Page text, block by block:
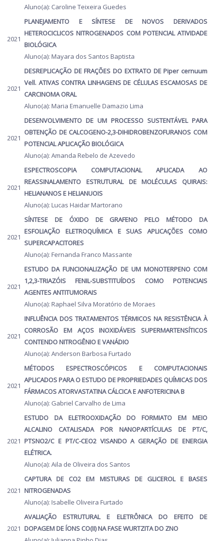
Aluno(a): Caroline Teixeira Guedes
2021
PLANEJAMENTO E SÍNTESE DE NOVOS DERIVADOS
HETEROCICLICOS NITROGENADOS COM POTENCIAL ATIVIDADE
BIOLÓGICA
Aluno(a): Mayara dos Santos Baptista
2021
DESREPLICAÇÃO DE FRAÇÕES DO EXTRATO DE Piper cernuum
Vell. ATIVAS CONTRA LINHAGENS DE CÉLULAS ESCAMOSAS DE
CARCINOMA ORAL
Aluno(a): Maria Emanuelle Damazio Lima
2021
DESENVOLVIMENTO DE UM PROCESSO SUSTENTÁVEL PARA
OBTENÇÃO DE CALCOGENO-2,3-DIHIDROBENZOFURANOS COM
POTENCIAL APLICAÇÃO BIOLÓGICA
Aluno(a): Amanda Rebelo de Azevedo
2021
ESPECTROSCOPIA COMPUTACIONAL APLICADA AO
REASSINALAMENTO ESTRUTURAL DE MOLÉCULAS QUIRAIS:
HELIANANOS E HELIANUOIS
Aluno(a): Lucas Haidar Martorano
2021
SÍNTESE DE ÓXIDO DE GRAFENO PELO MÉTODO DA
ESFOLIAÇÃO ELETROQUÍMICA E SUAS APLICAÇÕES COMO
SUPERCAPACITORES
Aluno(a): Fernanda Franco Massante
2021
ESTUDO DA FUNCIONALIZAÇÃO DE UM MONOTERPENO COM
1,2,3-TRIAZÓIS FENIL-SUBSTITUÍDOS COMO POTENCIAIS
AGENTES ANTITUMORAIS
Aluno(a): Raphael Silva Moratório de Moraes
2021
INFLUÊNCIA DOS TRATAMENTOS TÉRMICOS NA RESISTÊNCIA À
CORROSÃO EM AÇOS INOXIDÁVEIS SUPERMARTENSÍTICOS
CONTENDO NITROGÊNIO E VANÁDIO
Aluno(a): Anderson Barbosa Furtado
2021
MÉTODOS ESPECTROSCÓPICOS E COMPUTACIONAIS
APLICADOS PARA O ESTUDO DE PROPRIEDADES QUÍMICAS DOS
FÁRMACOS ATORVASTATINA CÁLCICA E ANFOTERICINA B
Aluno(a): Gabriel Carvalho de Lima
2021
ESTUDO DA ELETROOXIDAÇÃO DO FORMIATO EM MEIO
ALCALINO CATALISADA POR NANOPARTÍCULAS DE PT/C,
PTSNO2/C E PT/C-CEO2 VISANDO A GERAÇÃO DE ENERGIA
ELÉTRICA.
Aluno(a): Aila de Oliveira dos Santos
2021
CAPTURA DE CO2 EM MISTURAS DE GLICEROL E BASES
NITROGENADAS
Aluno(a): Isabelle Oliveira Furtado
2021
AVALIAÇÃO ESTRUTURAL E ELETRÔNICA DO EFEITO DE
DOPAGEM DE ÍONS CO(II) NA FASE WURTZITA DO ZNO